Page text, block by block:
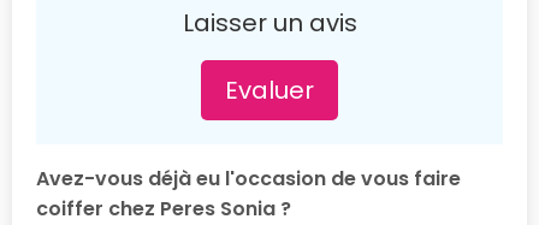
Laisser un avis
Evaluer
Avez-vous déjà eu l'occasion de vous faire
coiffer chez Peres Sonia ?